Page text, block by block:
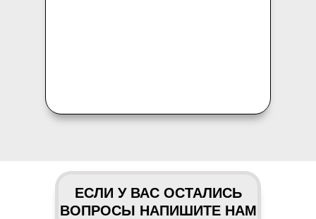
ЕСЛИ У ВАС ОСТАЛИСЬ
ВОПРОСЫ НАПИШИТЕ НАМ